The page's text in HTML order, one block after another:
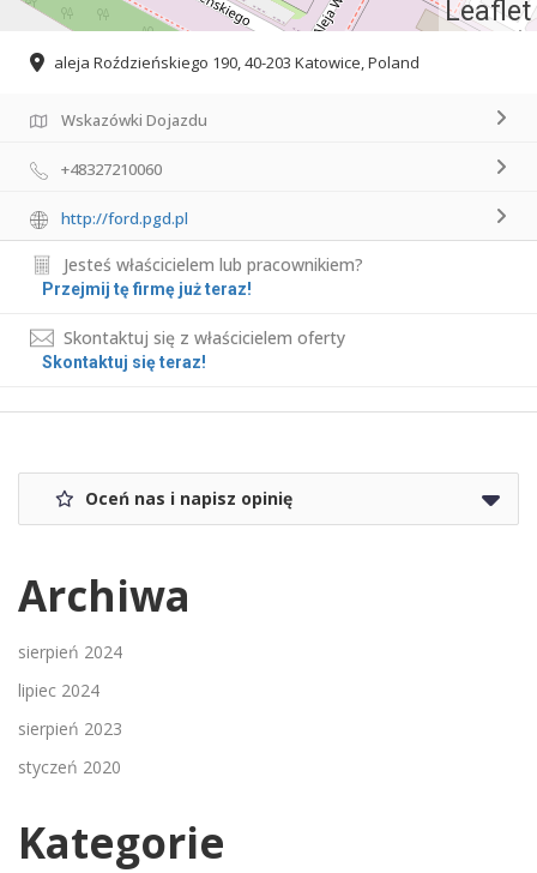
Leaflet
aleja Roździeńskiego 190, 40-203 Katowice, Poland
Wskazówki Dojazdu
+48327210060
http://ford.pgd.pl
Jesteś właścicielem lub pracownikiem?
Przejmij tę firmę już teraz!
Skontaktuj się z właścicielem oferty
Skontaktuj się teraz!
Oceń nas i napisz opinię
Archiwa
sierpień 2024
lipiec 2024
sierpień 2023
styczeń 2020
Kategorie